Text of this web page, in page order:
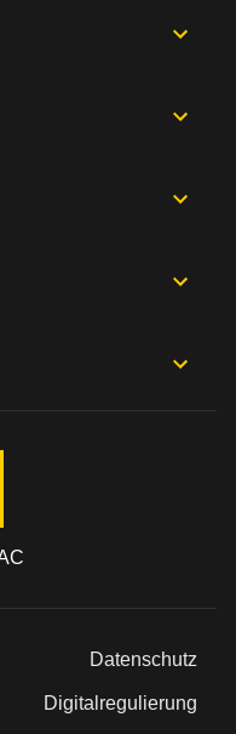
Datenschutz
Digitalregulierung